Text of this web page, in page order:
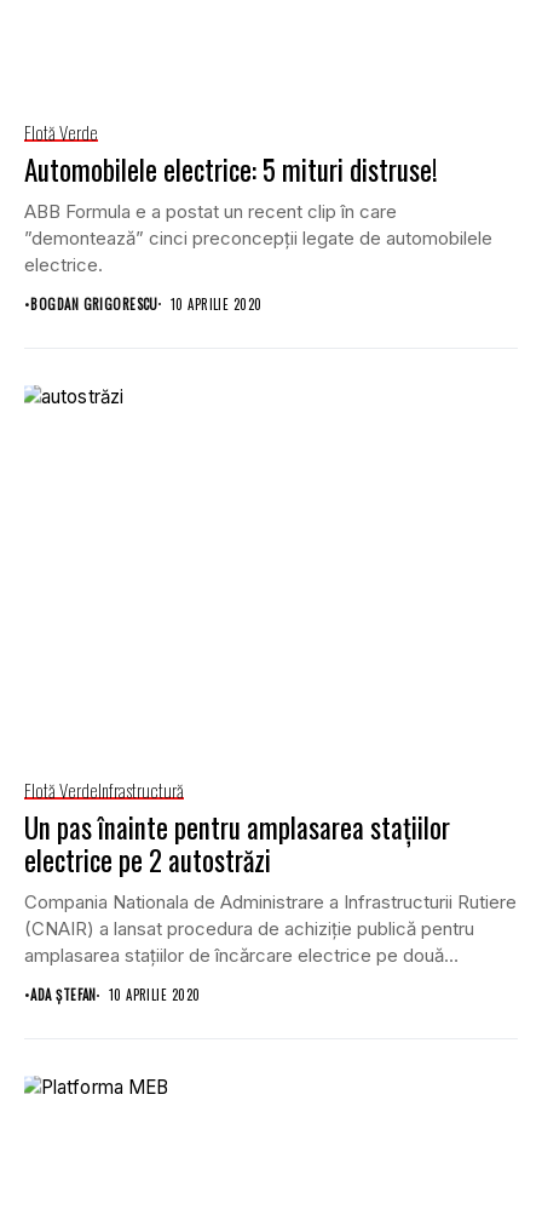
Flotă Verde
Automobilele electrice: 5 mituri distruse!
ABB Formula e a postat un recent clip în care
”demontează” cinci preconcepții legate de automobilele
electrice.
•BOGDAN GRIGORESCU 10 APRILIE 2020
Flotă VerdeInfrastructură
Un pas înainte pentru amplasarea staţiilor
electrice pe 2 autostrăzi
Compania Nationala de Administrare a Infrastructurii Rutiere
(CNAIR) a lansat procedura de achiziţie publică pentru
amplasarea staţiilor de încărcare electrice pe două
autostrăzi,...
•ADA ȘTEFAN 10 APRILIE 2020